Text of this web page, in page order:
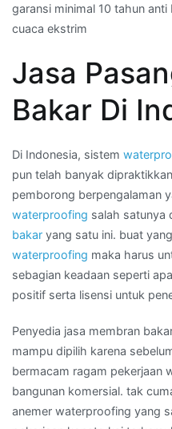
–
Kami
harga
waterproofing
per
meter
di
Kota
PEJATEN
TIMUR
garansi minimal 10 tahun
cuaca ekstrim
Jasa
Bakar Di
Di Indonesia, sistem
pun telah banyak
pemborong berpengalaman
waterproofing salah satunya
bakar yang satu ini. buat
waterproofing maka harus
sebagian keadaan seperti
positif serta lisensi untuk
Penyedia jasa membran
mampu dipilih karena
bermacam ragam pekerjaan
bangunan komersial. tak
anemer waterproofing yang